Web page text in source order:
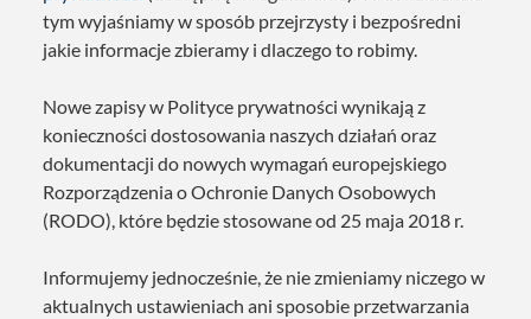
tym wyjaśniamy w sposób przejrzysty i bezpośredni
jakie informacje zbieramy i dlaczego to robimy.
Nowe zapisy w Polityce prywatności wynikają z
konieczności dostosowania naszych działań oraz
dokumentacji do nowych wymagań europejskiego
Rozporządzenia o Ochronie Danych Osobowych
(RODO), które będzie stosowane od 25 maja 2018 r.
Informujemy jednocześnie, że nie zmieniamy niczego w
aktualnych ustawieniach ani sposobie przetwarzania